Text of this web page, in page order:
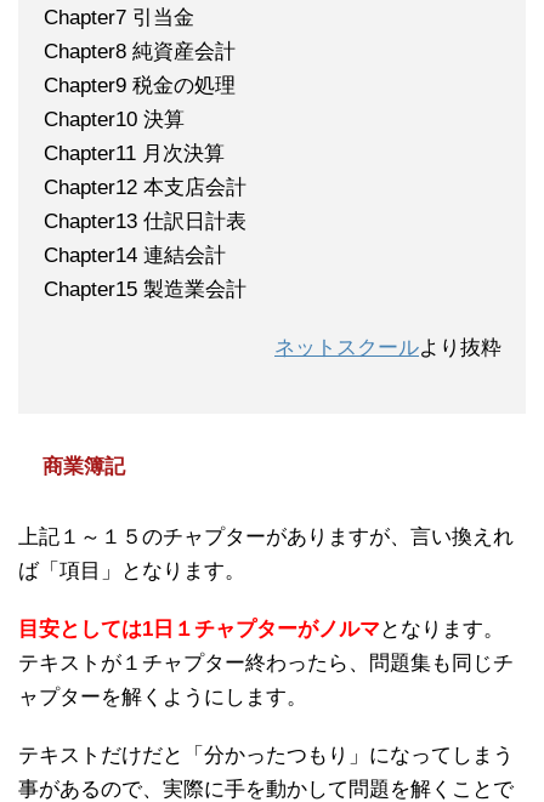
Chapter7 引当金
Chapter8 純資産会計
Chapter9 税金の処理
Chapter10 決算
Chapter11 月次決算
Chapter12 本支店会計
Chapter13 仕訳日計表
Chapter14 連結会計
Chapter15 製造業会計
ネットスクールより抜粋
商業簿記
上記１～１５のチャプターがありますが、言い換えれ
ば「項目」となります。
目安としては1日１チャプターがノルマとなります。
テキストが１チャプター終わったら、問題集も同じチ
ャプターを解くようにします。
テキストだけだと「分かったつもり」になってしまう
事があるので、実際に手を動かして問題を解くことで